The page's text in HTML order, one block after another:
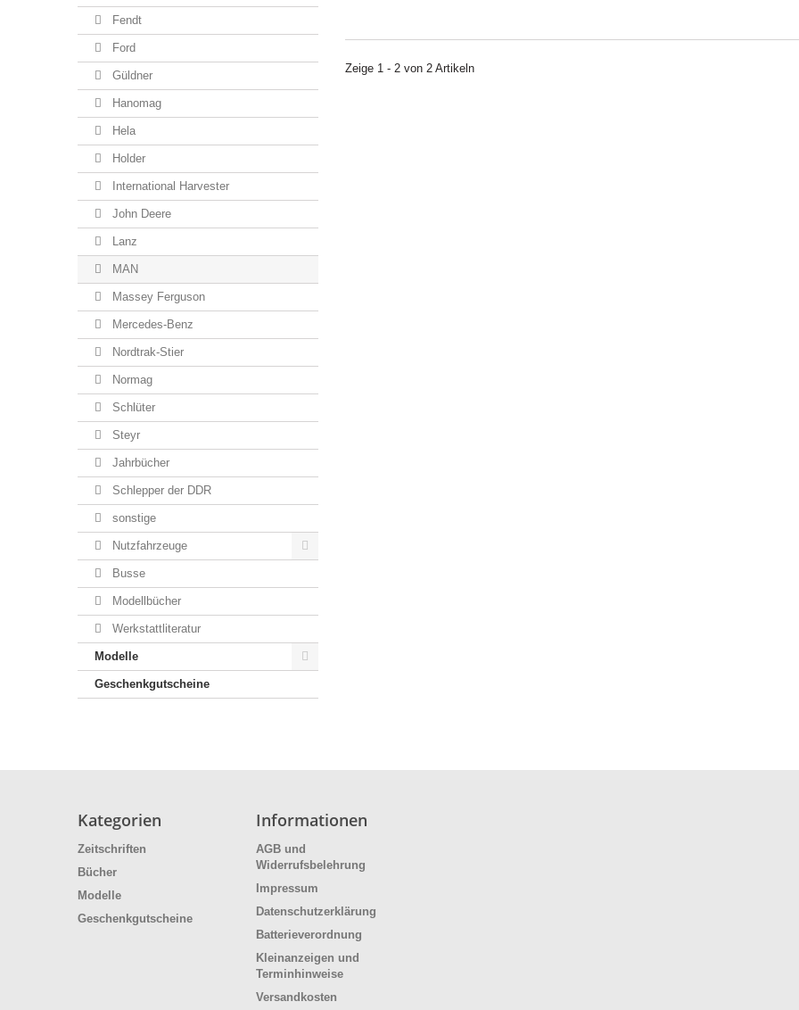
Fendt
Ford
Güldner
Hanomag
Hela
Holder
International Harvester
John Deere
Lanz
MAN
Massey Ferguson
Mercedes-Benz
Nordtrak-Stier
Normag
Schlüter
Steyr
Jahrbücher
Schlepper der DDR
sonstige
Nutzfahrzeuge
Busse
Modellbücher
Werkstattliteratur
Modelle
Geschenkgutscheine
Zeige 1 - 2 von 2 Artikeln
Kategorien
Zeitschriften
Bücher
Modelle
Geschenkgutscheine
Informationen
AGB und
Widerrufsbelehrung
Impressum
Datenschutzerklärung
Batterieverordnung
Kleinanzeigen und
Terminhinweise
Versandkosten